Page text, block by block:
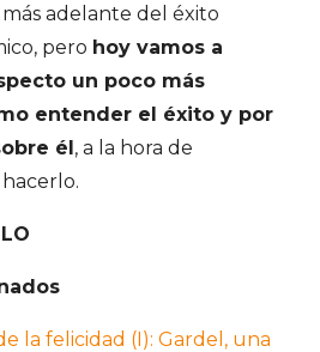
adelante del éxito
pero hoy vamos a
un poco más
entender el éxito y por
él, a la hora de
la felicidad (I): Gardel, una